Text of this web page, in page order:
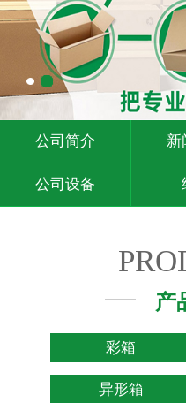
公司简介 新
公司设备
产
彩箱
异形箱